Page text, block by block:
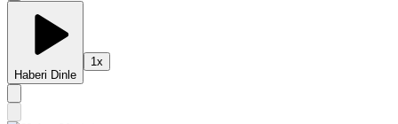
Haberi Dinle
1 x